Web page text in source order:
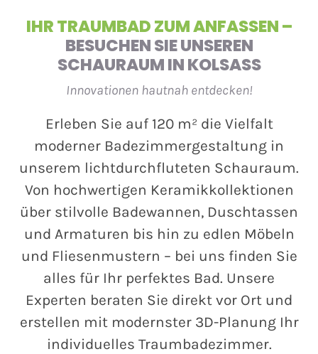
IHR TRAUMBAD ZUM ANFASSEN –
BESUCHEN SIE UNSEREN
SCHAURAUMIN KOLSASS
Innovationen hautnah entdecken!
Erleben Sie auf 120 m² die Vielfalt
moderner Badezimmergestaltung in
unserem lichtdurchfluteten Schauraum.
Von hochwertigen Keramikkollektionen
über stilvolle Badewannen, Duschtassen
und Armaturen bis hin zu edlen Möbeln
und Fliesenmustern – bei uns finden Sie
alles für Ihr perfektes Bad. Unsere
Experten beraten Sie direkt vor Ort und
erstellen mit modernster 3D-Planung Ihr
individuelles Traumbadezimmer.